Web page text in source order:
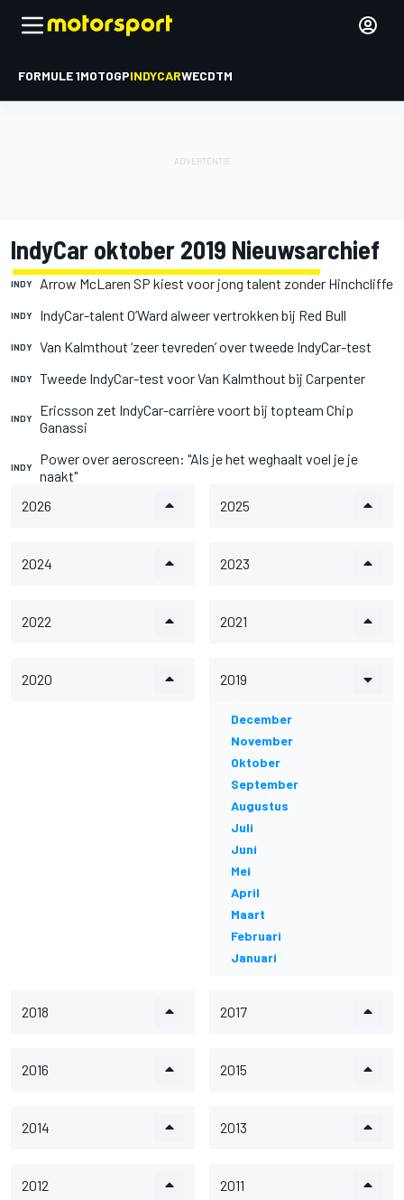
FORMULE 1MOTOGPINDYCARWECDTM
IndyCar oktober 2019 Nieuwsarchief
INDY Arrow McLaren SP kiest voor jong talent zonder Hinchcliffe
INDY IndyCar-talent O’Ward alweer vertrokken bij Red Bull
INDY Van Kalmthout ‘zeer tevreden’ over tweede IndyCar-test
INDY Tweede IndyCar-test voor Van Kalmthout bij Carpenter
INDY
Ericsson zet IndyCar-carrière voort bij topteam Chip
Ganassi
INDY
Power over aeroscreen: "Als je het weghaalt voel je je
naakt"
2026
2025
2024 2023
2022 2021
2020 2019
December
November
Oktober
September
Augustus
Juli
Juni
Mei
April
Maart
Februari
Januari
2018 2017
2016 2015
2014 2013
2012 2011